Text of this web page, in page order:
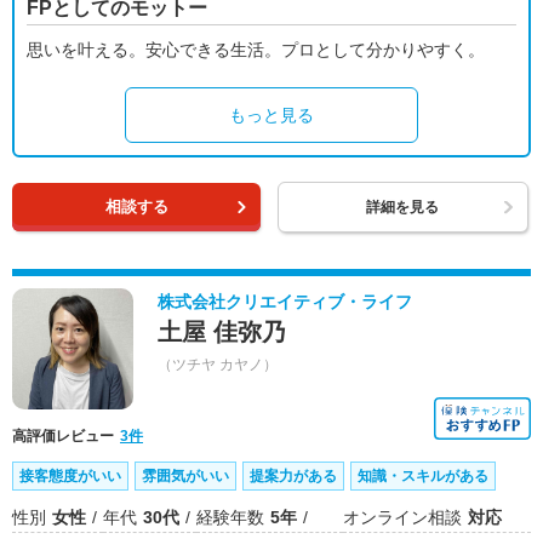
FPとしてのモットー
思いを叶える。安心できる生活。プロとして分かりやすく。
もっと見る
相談する 詳細を見る
株式会社クリエイティブ・ライフ
土屋 佳弥乃
（ツチヤ カヤノ）
高評価レビュー 3件
接客態度がいい 雰囲気がいい 提案力がある 知識・スキルがある
性別 女性 年代 30代 経験年数 5年 オンライン相談 対応